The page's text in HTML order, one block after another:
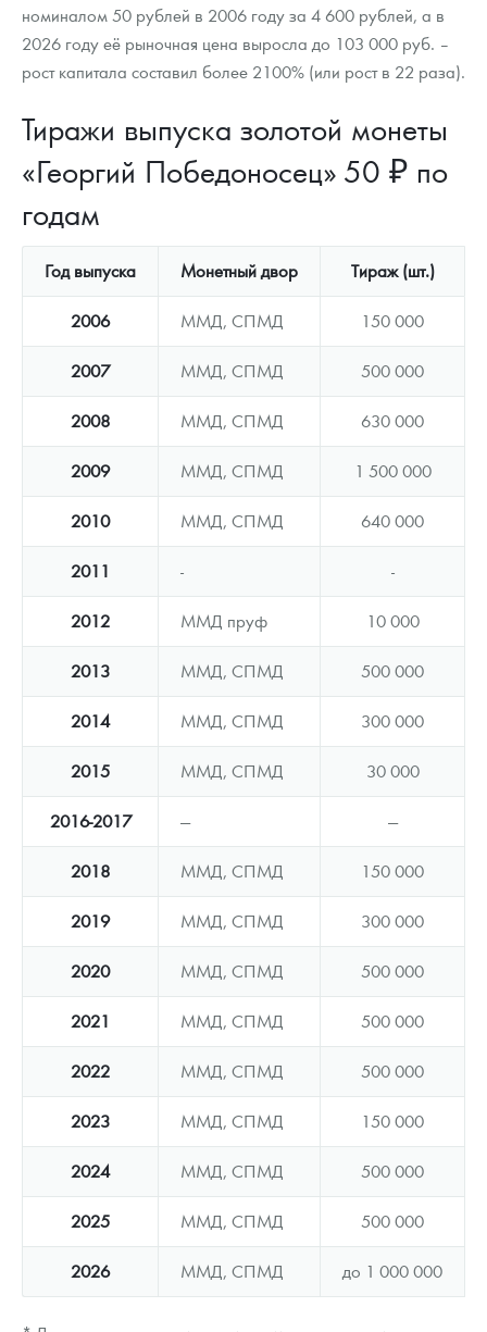
номиналом 50 рублей в 2006 году за 4 600 рублей, а в
2026 году её рыночная цена выросла до 103 000 руб. –
рост капитала составил более 2100% (или рост в 22 раза).
Тиражи выпуска золотой монеты
«Георгий Победоносец» 50 ₽ по
годам
Год выпуска Монетный двор Тираж (шт.)
2006 ММД, СПМД 150 000
2007 ММД, СПМД 500 000
2008 ММД, СПМД 630 000
2009 ММД, СПМД 1 500 000
2010 ММД, СПМД 640 000
2011 - -
2012 ММД пруф 10 000
2013 ММД, СПМД 500 000
2014 ММД, СПМД 300 000
2015 ММД, СПМД 30 000
2016-2017 — —
2018 ММД, СПМД 150 000
2019 ММД, СПМД 300 000
2020 ММД, СПМД 500 000
2021 ММД, СПМД 500 000
2022 ММД, СПМД 500 000
2023 ММД, СПМД 150 000
2024 ММД, СПМД 500 000
2025 ММД, СПМД 500 000
2026 ММД, СПМД до 1 000 000